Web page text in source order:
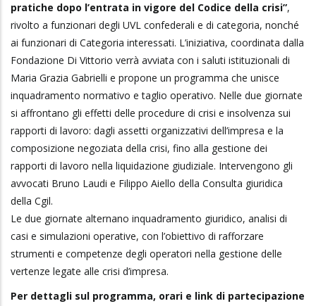
pratiche dopo l’entrata in vigore del Codice della crisi”,
rivolto a funzionari degli UVL confederali e di categoria, nonché
ai funzionari di Categoria interessati. L’iniziativa, coordinata dalla
Fondazione Di Vittorio verrà avviata con i saluti istituzionali di
Maria Grazia Gabrielli e propone un programma che unisce
inquadramento normativo e taglio operativo. Nelle due giornate
si affrontano gli effetti delle procedure di crisi e insolvenza sui
rapporti di lavoro: dagli assetti organizzativi dell’impresa e la
composizione negoziata della crisi, fino alla gestione dei
rapporti di lavoro nella liquidazione giudiziale. Intervengono gli
avvocati Bruno Laudi e Filippo Aiello della Consulta giuridica
della Cgil.
Le due giornate alternano inquadramento giuridico, analisi di
casi e simulazioni operative, con l’obiettivo di rafforzare
strumenti e competenze degli operatori nella gestione delle
vertenze legate alle crisi d’impresa.
Per dettagli sul programma, orari e link di partecipazione